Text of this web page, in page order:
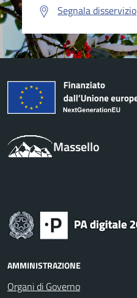
Segnala disservizio
Massello
AMMINISTRAZIONE
Organi di Governo